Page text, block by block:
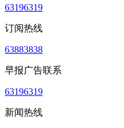
63196319
订阅热线
63883838
早报广告联系
63196319
新闻热线